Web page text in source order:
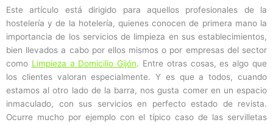
Este artículo está dirigido para aquellos profesionales de la
hostelería y de la hotelería, quienes conocen de primera mano la
importancia de los servicios de limpieza en sus establecimientos,
bien llevados a cabo por ellos mismos o por empresas del sector
como Limpieza a Domicilio Gijón. Entre otras cosas, es algo que
los clientes valoran especialmente. Y es que a todos, cuando
estamos al otro lado de la barra, nos gusta comer en un espacio
inmaculado, con sus servicios en perfecto estado de revista.
Ocurre mucho por ejemplo con el típico caso de las servilletas